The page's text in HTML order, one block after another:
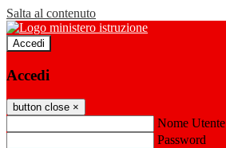
Salta al contenuto
Accedi
Accedi
button close ×
Nome Utente
Password